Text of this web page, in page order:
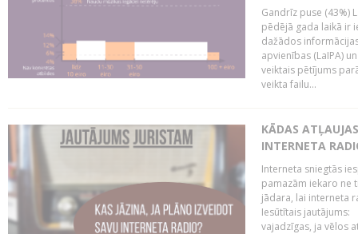
Gandrīz puse (43%)
pēdējā gada laikā ir
dažādos
apvienības (LaIPA)
veiktais pētījums
veikta failu...
KĀDAS
INTERNETA
Interneta sniegtās
pamazām iekaro ne
jādara, lai interneta
Iesūtītais jautājums:
vajadzīgas, ja vēlos